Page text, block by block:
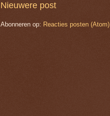
Nieuwere post
Abonneren op: Reacties posten (Atom)